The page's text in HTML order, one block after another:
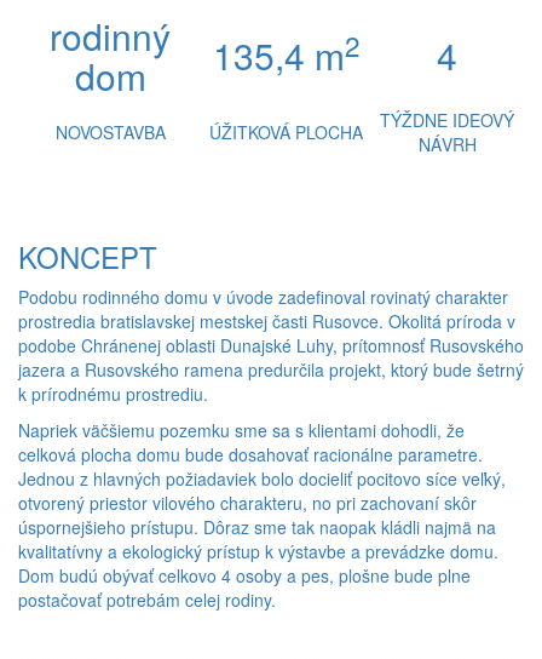
rodinný
dom 135,4 m2 4
NOVOSTAVBA ÚŽITKOVÁ PLOCHA
TÝŽDNE IDEOVÝ
NÁVRH
KONCEPT
Podobu rodinného domu v úvode zadefinoval rovinatý charakter
prostredia bratislavskej mestskej časti Rusovce. Okolitá príroda v
podobe Chránenej oblasti Dunajské Luhy, prítomnosť Rusovského
jazera a Rusovského ramena predurčila projekt, ktorý bude šetrný
k prírodnému prostrediu.
Napriek väčšiemu pozemku sme sa s klientami dohodli, že
celková plocha domu bude dosahovať racionálne parametre.
Jednou z hlavných požiadaviek bolo docieliť pocitovo síce veľký,
otvorený priestor vilového charakteru, no pri zachovaní skôr
úspornejšieho prístupu. Dôraz sme tak naopak kládli najmä na
kvalitatívny a ekologický prístup k výstavbe a prevádzke domu.
Dom budú obývať celkovo 4 osoby a pes, plošne bude plne
postačovať potrebám celej rodiny.